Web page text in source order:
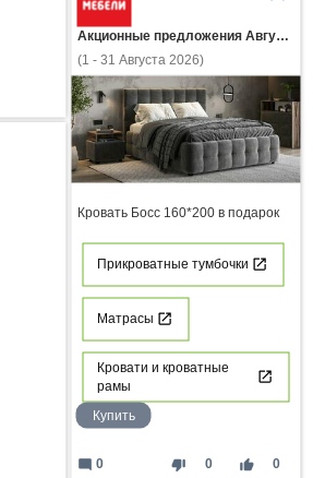
Акционные предложения Августа
(1 - 31 Августа 2026)
Кровать Босс 160*200 в подарок
Прикроватные тумбочки
Матрасы
Кровати и кроватные
рамы
Купить
thumb_down 0 thumb_up 0
mode_comment 0